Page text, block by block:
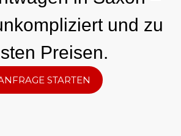
und zu
Preisen.
STARTEN